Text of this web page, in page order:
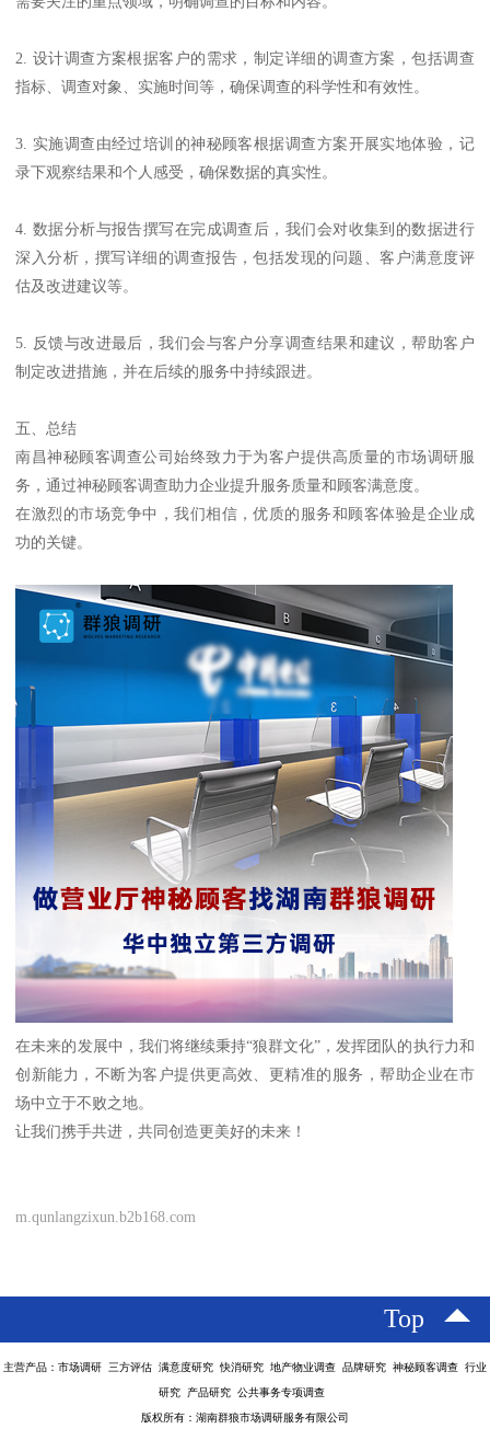
2. 设计调查方案根据客户的需求，制定详细的调查方案，包括调查
指标、调查对象、实施时间等，确保调查的科学性和有效性。
3. 实施调查由经过培训的神秘顾客根据调查方案开展实地体验，记
录下观察结果和个人感受，确保数据的真实性。
4. 数据分析与报告撰写在完成调查后，我们会对收集到的数据进行
深入分析，撰写详细的调查报告，包括发现的问题、客户满意度评
估及改进建议等。
5. 反馈与改进最后，我们会与客户分享调查结果和建议，帮助客户
制定改进措施，并在后续的服务中持续跟进。
五、总结
南昌神秘顾客调查公司始终致力于为客户提供高质量的市场调研服
务，通过神秘顾客调查助力企业提升服务质量和顾客满意度。
在激烈的市场竞争中，我们相信，优质的服务和顾客体验是企业成
功的关键。
在未来的发展中，我们将继续秉持“狼群文化”，发挥团队的执行力和
创新能力，不断为客户提供更高效、更精准的服务，帮助企业在市
场中立于不败之地。
让我们携手共进，共同创造更美好的未来！
m.qunlangzixun.b2b168.com
Top
主营产品：市场调研 三方评估 满意度研究 快消研究 地产物业调查 品牌研究 神秘顾客调查 行业
研究 产品研究 公共事务专项调查
版权所有：湖南群狼市场调研服务有限公司